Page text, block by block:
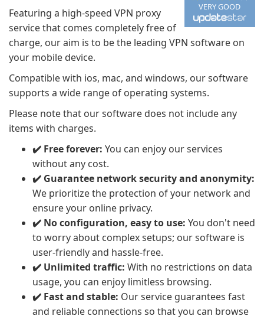
VERY GOOD
Featuring a high-speed VPN proxy
service that comes completely free of
charge, our aim is to be the leading VPN software on
your mobile device.
Compatible with ios, mac, and windows, our software
supports a wide range of operating systems.
Please note that our software does not include any
items with charges.
✔️ Free forever: You can enjoy our services
without any cost.
✔️ Guarantee network security and anonymity:
We prioritize the protection of your network and
ensure your online privacy.
✔️ No configuration, easy to use: You don't need
to worry about complex setups; our software is
user-friendly and hassle-free.
✔️ Unlimited traffic: With no restrictions on data
usage, you can enjoy limitless browsing.
✔️ Fast and stable: Our service guarantees fast
and reliable connections so that you can browse